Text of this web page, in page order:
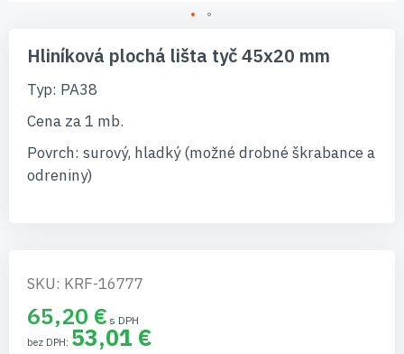
začiatok
galérie
obrázkov
Hliníková plochá lišta tyč 45x20 mm
Typ: PA38
Cena za 1 mb.
Povrch: surový, hladký (možné drobné škrabance a
odreniny)
SKU: KRF-16777
65,20 €
53,01 €